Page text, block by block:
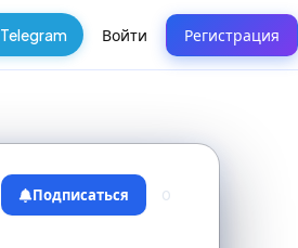
Telegram Войти Регистрация
Подписаться 0